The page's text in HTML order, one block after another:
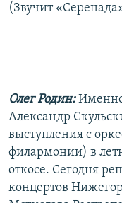
(Звучит
Олег Родин:
Александр
выступления с
филармонии) в
откосе. Сегодня
концертов